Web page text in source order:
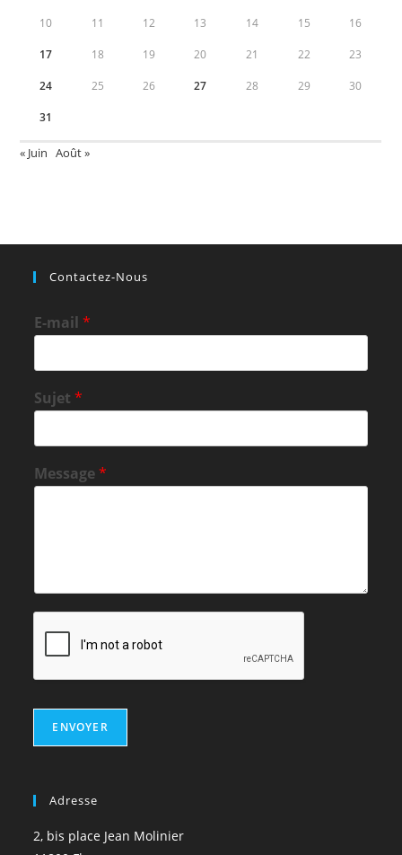
10 11 12 13 14 15 16
17 18 19 20 21 22 23
24 25 26 27 28 29 30
31
« Juin Août »
Contactez-Nous
E-mail*
Sujet*
Message*
ENVOYER
Adresse
2, bis place Jean Molinier